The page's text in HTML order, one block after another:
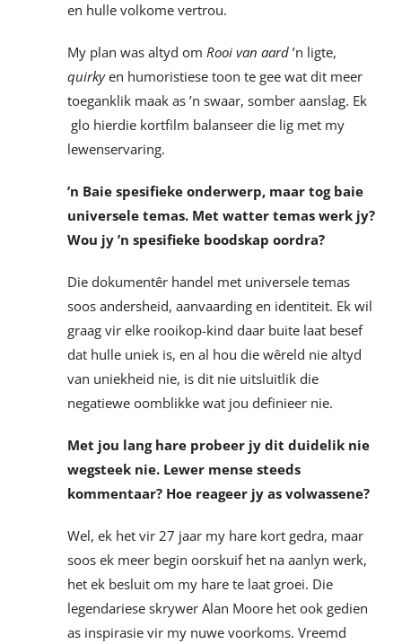
en hulle volkome vertrou.
My plan was altyd om Rooi van aard’n ligte,
quirkyen humoristiese toon te gee wat dit meer
toeganklik maak as ’n swaar, somber aanslag. Ek
glo hierdie kortfilm balanseer die lig met my
lewenservaring.
’n Baie spesifieke onderwerp, maar tog baie
universele temas. Met watter temas werk jy?
Wou jy ’n spesifieke boodskap oordra?
Die dokumentêr handel met universele temas
soos andersheid, aanvaarding en identiteit. Ek wil
graag vir elke rooikop-kind daar buite laat besef
dat hulle uniek is, en al hou die wêreld nie altyd
van uniekheid nie, is dit nie uitsluitlik die
negatiewe oomblikke wat jou definieer nie.
Met jou lang hare probeer jy dit duidelik nie
wegsteek nie. Lewer mense steeds
kommentaar? Hoe reageer jy as volwassene?
Wel, ek het vir 27 jaar my hare kort gedra, maar
soos ek meer begin oorskuif het na aanlyn werk,
het ek besluit om my hare te laat groei. Die
legendariese skrywer Alan Moore het ook gedien
as inspirasie vir my nuwe voorkoms. Vreemd